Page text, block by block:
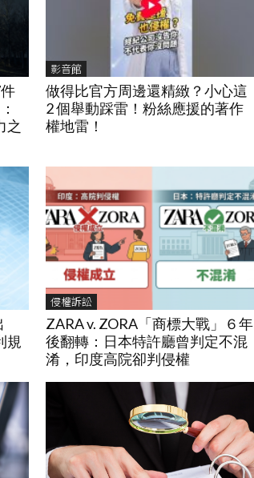
之
影音館
做得比官方周邊還精緻？小心這
2 個舉動踩雷！粉絲應援的著作
權地雷！
規
侵權訴訟
ZARA v. ZORA「商標大戰」６年
後翻轉：日本特許廳曾判定不混
淆，印度高院卻判侵權